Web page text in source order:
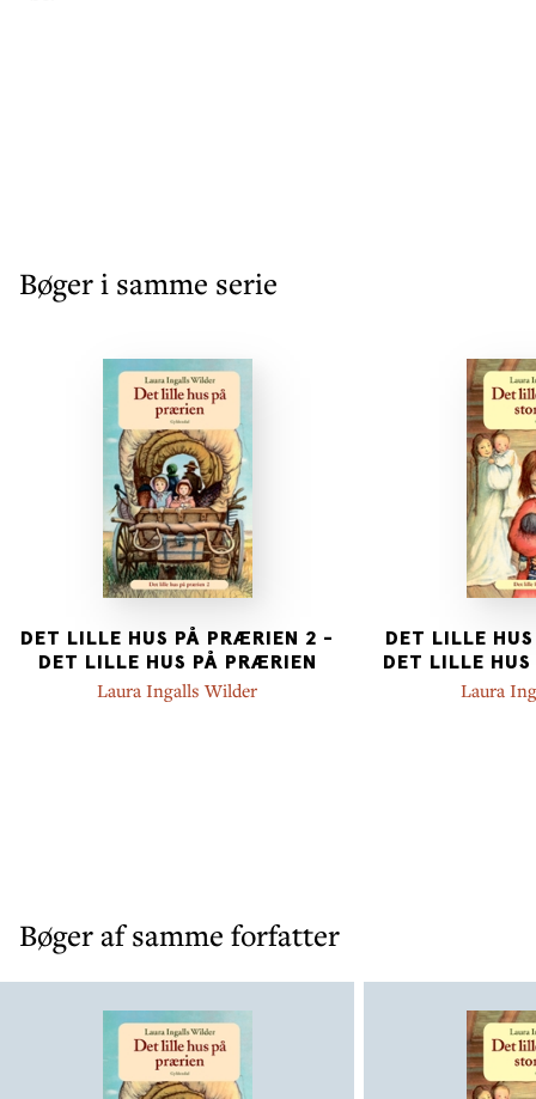
Bøger i samme serie
DET LILLE HUS PÅ PRÆRIEN 2 -
DET LILLE HUS PÅ PRÆRIEN
Laura Ingalls Wilder
DET LILLE
DET LILLE
Laura
Bøger af samme forfatter